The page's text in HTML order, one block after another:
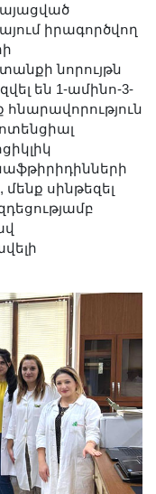
իրագործվող
նորույթն
են 1-ամինո-3-
հնարավորություն
մենք սինթեզել